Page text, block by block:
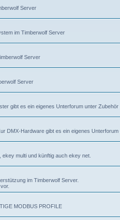
Server
im Timberwolf Server
Server
Server
gibt es ein eigenes Unterforum unter Zubehör
DMX-Hardware gibt es ein eigenes
multi und künftig auch ekey net.
im Timberwolf Server.
MODBUS PROFILE